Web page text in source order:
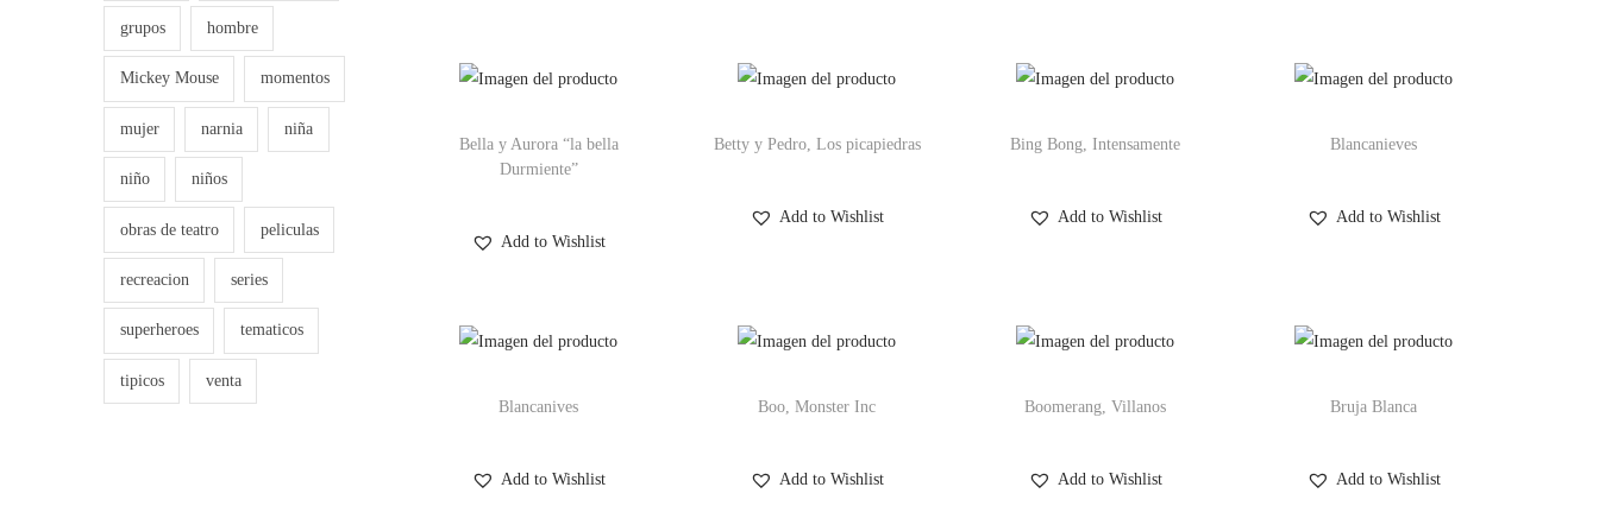
Bella y Aurora “la bella
Durmiente”
Add to Wishlist
Betty y Pedro, Los picapiedras
Add to Wishlist
Bing Bong, Intensamente
Add to Wishlist
Blancanieves
Add to Wishlist
Blancanives
Add to Wishlist
Boo, Monster Inc
Add to Wishlist
Boomerang, Villanos
Add to Wishlist
Bruja Blanca
Add to Wishlist
grupos hombre
Mickey Mouse momentos
mujer narnia niña
niño niños
obras de teatro peliculas
recreacion series
superheroes tematicos
tipicos venta